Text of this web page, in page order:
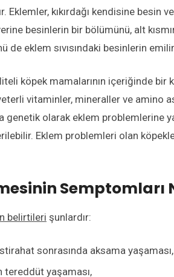
Eklemler, kıkırdağı kendisine besin
besinlerin bir bölümünü, alt
de eklem sıvısındaki besinlerin
köpek mamalarının içeriğinde bir
vitaminler, mineraller ve amino
genetik olarak eklem problemlerine
Eklem problemleri olan
Semptomları
belirtileri şunlardır:
sonrasında aksama yaşaması,
tereddüt yaşaması,